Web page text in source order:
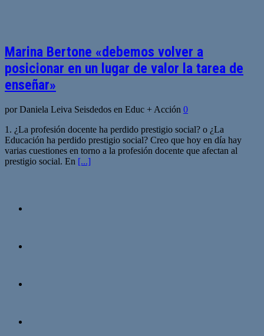
Marina Bertone «debemos volver a
posicionar en un lugar de valor la tarea de
enseñar»
por Daniela Leiva Seisdedos en Educ + Acción 0
1. ¿La profesión docente ha perdido prestigio social? o ¿La
Educación ha perdido prestigio social? Creo que hoy en día hay
varias cuestiones en torno a la profesión docente que afectan al
prestigio social. En [...]